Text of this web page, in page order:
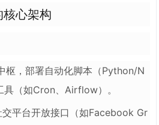
心架构
枢，部署自动化脚本（Python/N
（如Cron、Airflow）。
交平台开放接口（如Facebook Gr